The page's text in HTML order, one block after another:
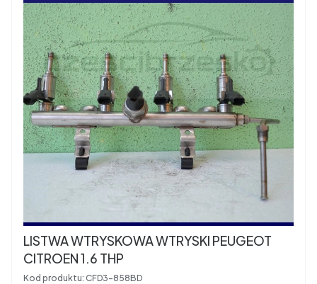
LISTWA WTRYSKOWA WTRYSKI PEUGEOT
CITROEN 1.6 THP
Kod produktu: CFD3-858BD